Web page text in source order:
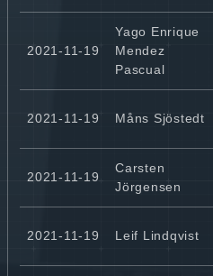
2021-11-19
Yago Enrique
Mendez
Pascual
2021-11-19 Måns Sjöstedt
2021-11-19
Carsten
Jörgensen
2021-11-19 Leif Lindqvist